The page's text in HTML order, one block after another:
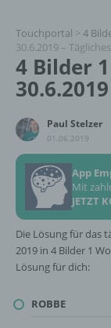
Touchportal > 4
30.6.2019 –
4 Bilder
Paul Stelzer
01.06.2019
App
Mit
JETZT
Die Lösung für das
2019 in 4 Bilder 1
Lösung für dich:
ROBBE